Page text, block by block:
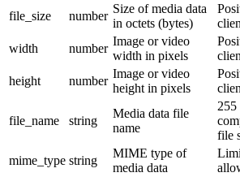
file_size
number
Size of media data
in octets (bytes)
width
number
Image or video
width in pixels
height
number
Image or video
height in pixels
file_name string
Media data file
name
255
file
mime_type string
MIME type of
media data